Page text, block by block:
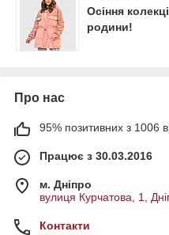
Осіння
родини!
Про нас
95% позитивних з 1006
Працює з 30.03.2016
м. Дніпро
вулиця Курчатова, 1,
Контакти